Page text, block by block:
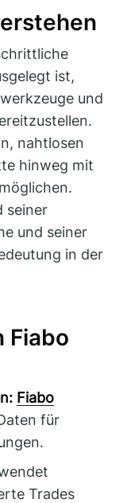
ist,
und
nahtlosen
hinweg mit
seiner
und seiner
in der
Fiabo
Fiabo
für
Trades